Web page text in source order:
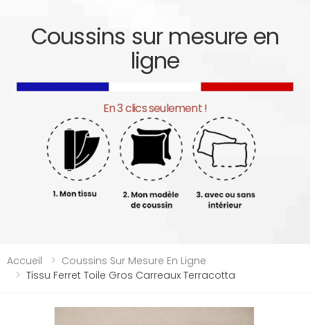
Coussins sur mesure en
ligne
En 3 clics seulement !
Accueil
Coussins Sur Mesure En Ligne
Tissu Ferret Toile Gros Carreaux Terracotta